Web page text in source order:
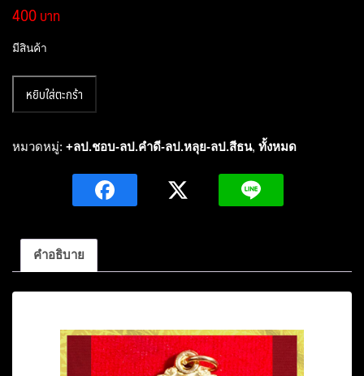
400
มีสินค้า
เหรียญ
ข้าง
สโม
ฝา
หยิบใส่ตะกร้า
หมวดหมู่: +ลป.ชอบ-ลป.คำดี-ลป.หลุย-ลป.สีธน, ทั้งหมด
คำอธิบาย